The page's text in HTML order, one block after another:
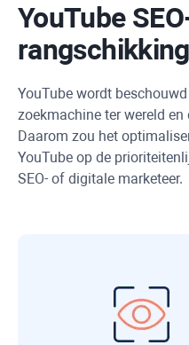
YouTube
YouTube wordt
zoekmachine ter wereld
Daarom zou het
YouTube op de
SEO- of digitale marketeer.